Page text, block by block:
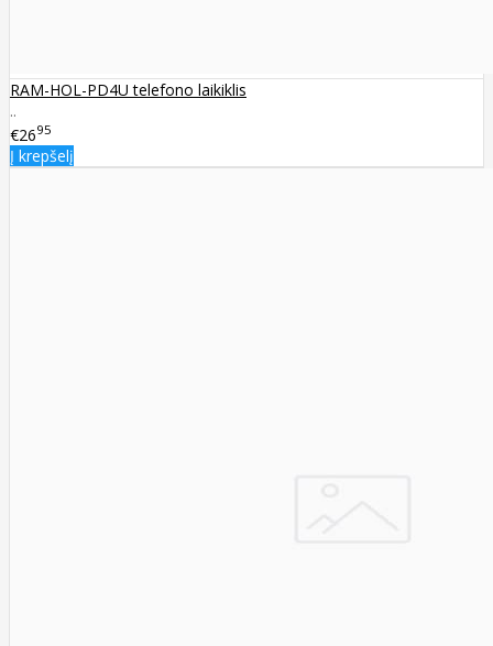
RAM-HOL-PD4U telefono laikiklis
..
€2695
Į krepšelį